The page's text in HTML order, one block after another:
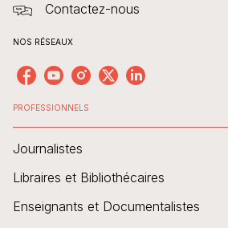
Contactez-nous
NOS RÉSEAUX
PROFESSIONNELS
Journalistes
Libraires et Bibliothécaires
Enseignants et Documentalistes